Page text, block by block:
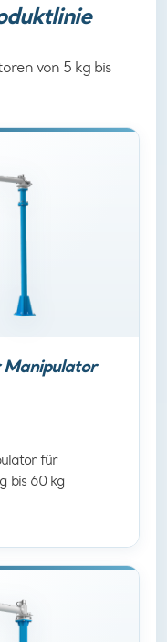
von 5 kg bis
Manipulator
für
bis 60 kg